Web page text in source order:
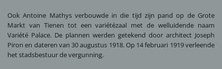
Ook Antoine Mathys verbouwde in die tijd zijn pand op de Grote
Markt van Tienen tot een variétézaal met de welluidende naam
Variété Palace. De plannen werden getekend door architect Joseph
Piron en dateren van 30 augustus 1918. Op 14 februari 1919 verleende
het stadsbestuur de vergunning.